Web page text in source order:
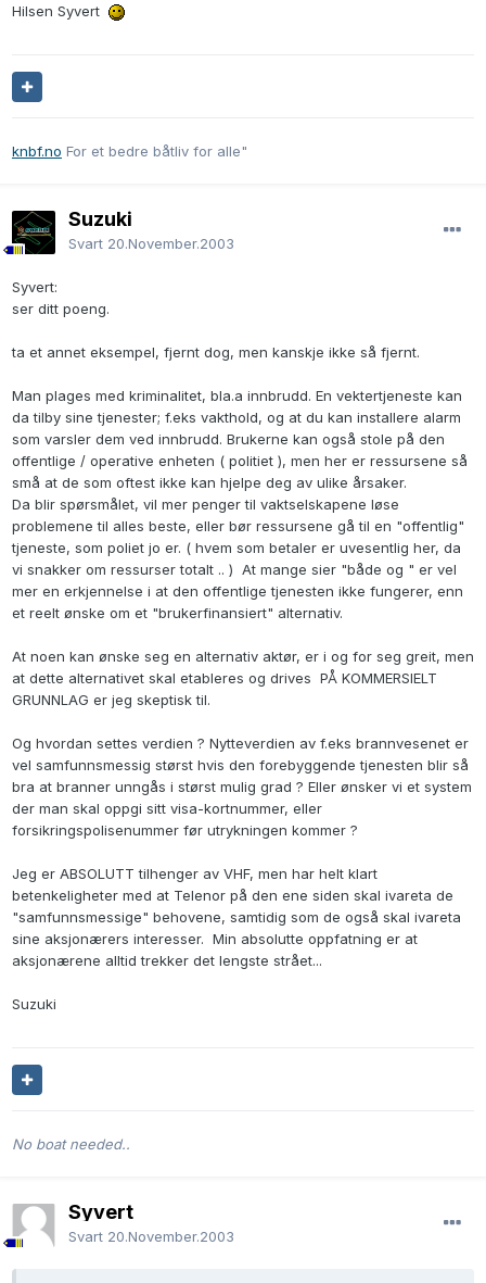
Hilsen Syvert
knbf.no For et bedre båtliv for alle"
Suzuki
Svart 20.November.2003
Syvert:
ser ditt poeng.
ta et annet eksempel, fjernt dog, men kanskje ikke så fjernt.
Man plages med kriminalitet, bla.a innbrudd. En vektertjeneste kan
da tilby sine tjenester; f.eks vakthold, og at du kan installere alarm
som varsler dem ved innbrudd. Brukerne kan også stole på den
offentlige / operative enheten ( politiet ), men her er ressursene så
små at de som oftest ikke kan hjelpe deg av ulike årsaker.
Da blir spørsmålet, vil mer penger til vaktselskapene løse
problemene til alles beste, eller bør ressursene gå til en "offentlig"
tjeneste, som poliet jo er. ( hvem som betaler er uvesentlig her, da
vi snakker om ressurser totalt .. ) At mange sier "både og " er vel
mer en erkjennelse i at den offentlige tjenesten ikke fungerer, enn
et reelt ønske om et "brukerfinansiert" alternativ.
At noen kan ønske seg en alternativ aktør, er i og for seg greit, men
at dette alternativet skal etableres og drives PÅ KOMMERSIELT
GRUNNLAG er jeg skeptisk til.
Og hvordan settes verdien ? Nytteverdien av f.eks brannvesenet er
vel samfunnsmessig størst hvis den forebyggende tjenesten blir så
bra at branner unngås i størst mulig grad ? Eller ønsker vi et system
der man skal oppgi sitt visa-kortnummer, eller
forsikringspolisenummer før utrykningen kommer ?
Jeg er ABSOLUTT tilhenger av VHF, men har helt klart
betenkeligheter med at Telenor på den ene siden skal ivareta de
"samfunnsmessige" behovene, samtidig som de også skal ivareta
sine aksjonærers interesser. Min absolutte oppfatning er at
aksjonærene alltid trekker det lengste strået...
Suzuki
No boat needed..
Syvert
Svart 20.November.2003